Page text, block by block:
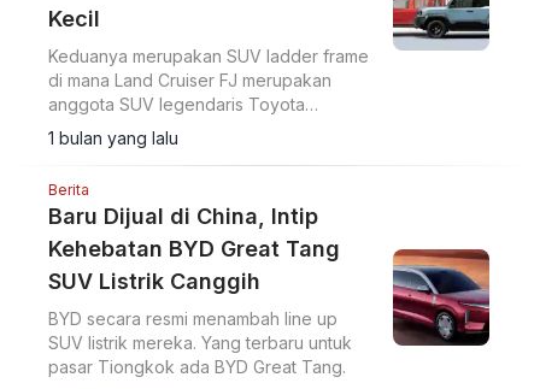
Kecil
Keduanya merupakan SUV ladder frame
di mana Land Cruiser FJ merupakan
anggota SUV legendaris Toyota
termungil.
1 bulan yang lalu
Berita
Baru Dijual di China, Intip
Kehebatan BYD Great Tang
SUV Listrik Canggih
BYD secara resmi menambah line up
SUV listrik mereka. Yang terbaru untuk
pasar Tiongkok ada BYD Great Tang.